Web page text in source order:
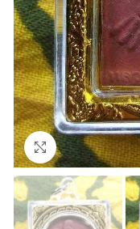
Agrandir